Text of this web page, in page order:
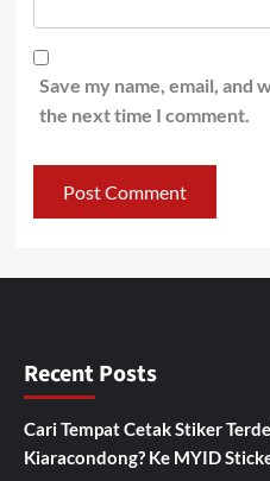
Save my name, email, and
the next time I comment.
Recent Posts
Cari Tempat Cetak Stiker
Kiaracondong? Ke MYID